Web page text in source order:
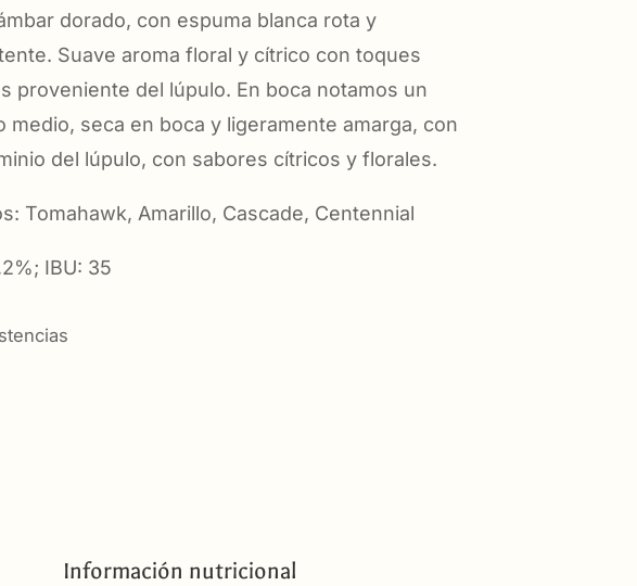
dorado, con espuma blanca rota y
Suave aroma floral y cítrico con toques
proveniente del lúpulo. En boca notamos un
medio, seca en boca y ligeramente amarga, con
del lúpulo, con sabores cítricos y florales.
Tomahawk, Amarillo, Cascade, Centennial
IBU: 35
Información nutricional